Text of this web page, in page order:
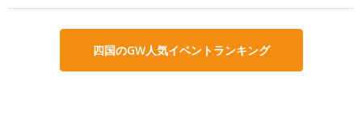
四国のGW人気イベントランキング